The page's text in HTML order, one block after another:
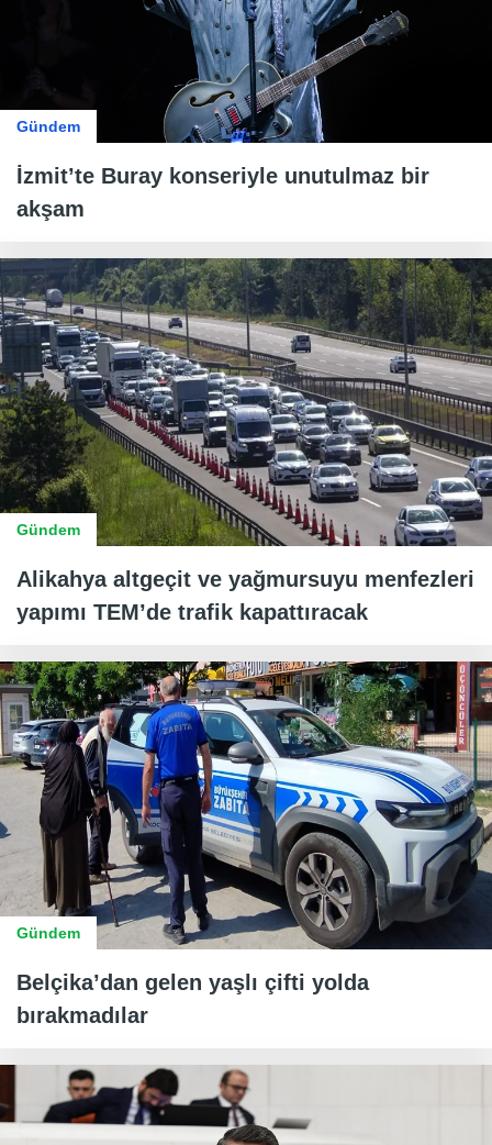
Gündem
İzmit’te Buray konseriyle unutulmaz bir
akşam
Gündem
Alikahya altgeçit ve yağmursuyu menfezleri
yapımı TEM’de trafik kapattıracak
Gündem
Belçika’dan gelen yaşlı çifti yolda
bırakmadılar